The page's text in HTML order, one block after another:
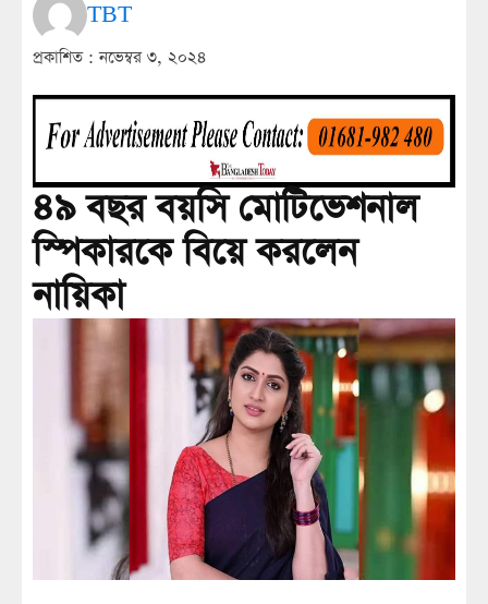
TBT
প্রকাশিত :নভেম্বর ৩, ২০২৪
৪৯ বছর বয়সি মোটিভেশনাল
স্পিকারকে বিয়ে করলেন
নায়িকা